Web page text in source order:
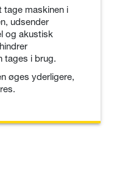
tage maskinen i
udsender
og akustisk
tages i brug.
øges yderligere,